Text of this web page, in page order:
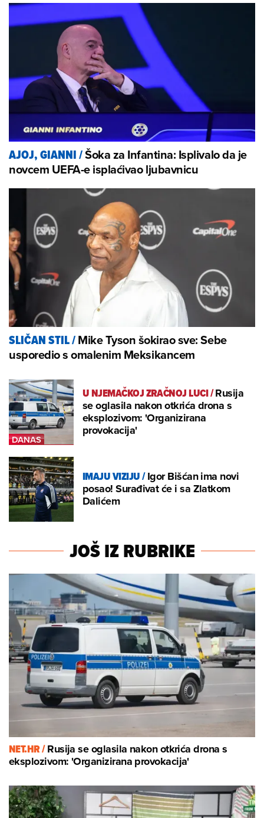
AJOJ, GIANNI/Šoka za Infantina: Isplivalo da je
novcem UEFA-e isplaćivao ljubavnicu
SLIČAN STIL/Mike Tyson šokirao sve: Sebe
usporedio s omalenim Meksikancem
U NJEMAČKOJ ZRAČNOJ LUCI/Rusija
se oglasila nakon otkrića drona s
eksplozivom: 'Organizirana
provokacija'
IMAJU VIZIJU/Igor Bišćan ima novi
posao! Surađivat će i sa Zlatkom
Dalićem
JOŠ IZ RUBRIKE
NET.HR /Rusija se oglasila nakon otkrića drona s
eksplozivom: 'Organizirana provokacija'